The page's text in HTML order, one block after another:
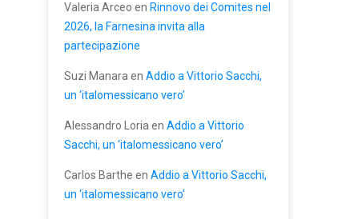
Valeria Arceo en Rinnovo dei Comites nel
2026, la Farnesina invita alla
partecipazione
Suzi Manara en Addio a Vittorio Sacchi,
un ‘italomessicano vero’
Alessandro Loria en Addio a Vittorio
Sacchi, un ‘italomessicano vero’
Carlos Barthe en Addio a Vittorio Sacchi,
un ‘italomessicano vero’